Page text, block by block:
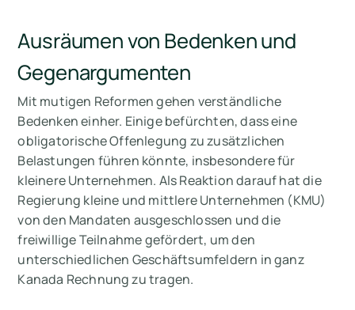
Ausräumen von Bedenken und
Gegenargumenten
Mit mutigen Reformen gehen verständliche
Bedenken einher. Einige befürchten, dass eine
obligatorische Offenlegung zu zusätzlichen
Belastungen führen könnte, insbesondere für
kleinere Unternehmen. Als Reaktion darauf hat die
Regierung kleine und mittlere Unternehmen (KMU)
von den Mandaten ausgeschlossen und die
freiwillige Teilnahme gefördert, um den
unterschiedlichen Geschäftsumfeldern in ganz
Kanada Rechnung zu tragen.